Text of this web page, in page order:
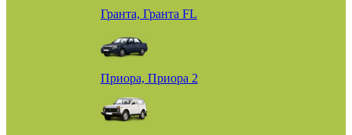
Гранта, Гранта FL
Приора, Приора 2